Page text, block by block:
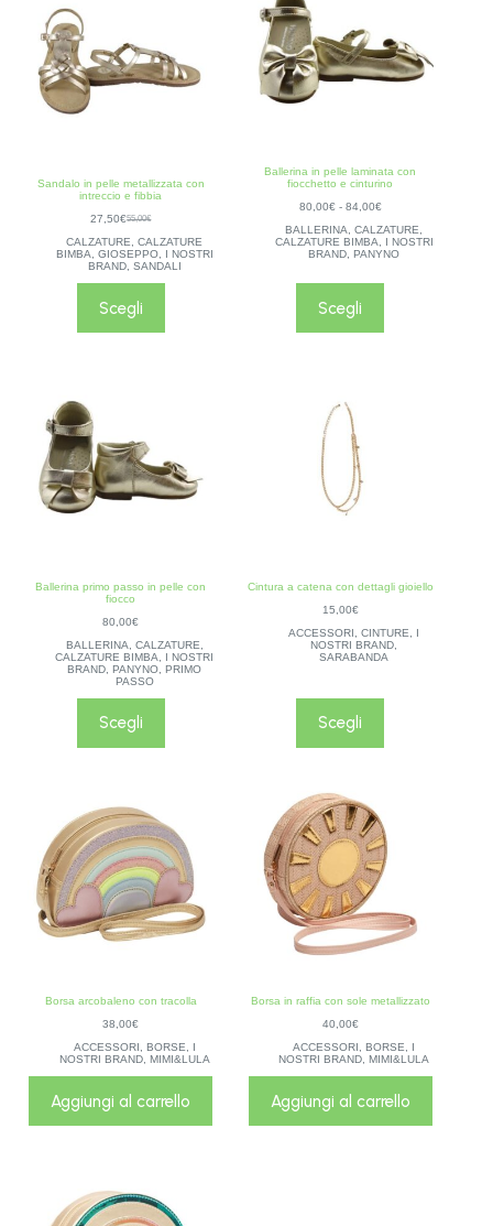
Sandalo in pelle metallizzata con
intreccio e fibbia
55,00€
27,50€
CALZATURE,CALZATURE
BIMBA, GIOSEPPO, I NOSTRI
BRAND, SANDALI
Scegli
Ballerina in pelle laminata con
fiocchetto e cinturino
80,00€ - 84,00€
BALLERINA,CALZATURE,
CALZATURE BIMBA, I NOSTRI
BRAND,PANYNO
Scegli
Ballerina primo passo in pelle con
fiocco
80,00€
BALLERINA
CALZATURE
CALZATURE BIMBA
I NOSTRI
BRAND ,PANYNO ,PRIMO
PASSO
Scegli
Cintura a catena con dettagli gioiello
15,00€
ACCESSORI
,CINTURE
I
NOSTRI BRAND
SARABANDA
Scegli
Borsa arcobaleno con tracolla
38,00€
ACCESSORI , BORSE,
NOSTRI BRAND, MIMI&LULA
Aggiungi al carrello
Borsa in raffia con sole metallizzato
40,00€
ACCESSORI , BORSE,
NOSTRI BRAND, MIMI&LULA
Aggiungi al carrello